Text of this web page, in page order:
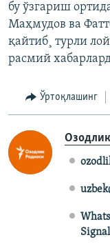
бу ўзгариш
Маҳмудов ва
қайтиб¸ турли
расмий
Ўртоқлашинг
Озодлик
Signal